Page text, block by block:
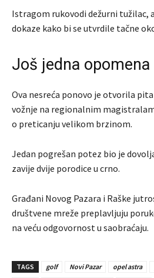
Istragom rukovodi dežurni tužilac,
dokaze kako bi se utvrdile tačne
Još jedna
Ova nesreća ponovo je otvorila
vožnje na regionalnim
o preticanju velikom brzinom.
Jedan pogrešan potez bio je
zavije dvije porodice u crno.
Građani Novog Pazara i Raške
društvene mreže preplavljuju
na veću odgovornost u saobraćaju.
TAGS golf Novi Pazar opel astra